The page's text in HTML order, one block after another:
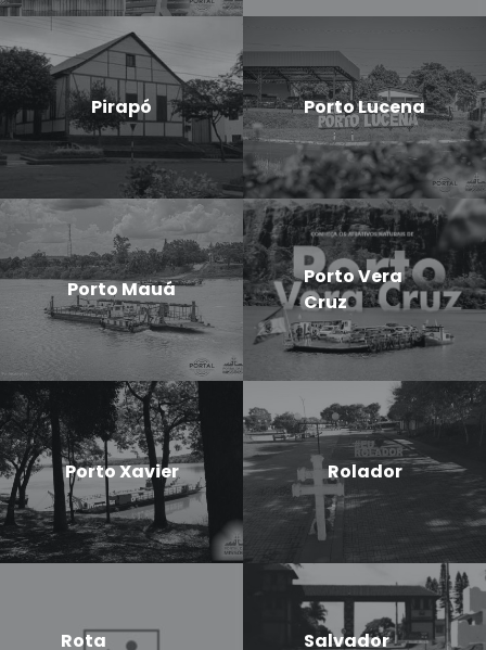
Pirapó Porto Lucena
Porto Mauá
Porto Vera
Cruz
Porto Xavier Rolador
Rota Salvador